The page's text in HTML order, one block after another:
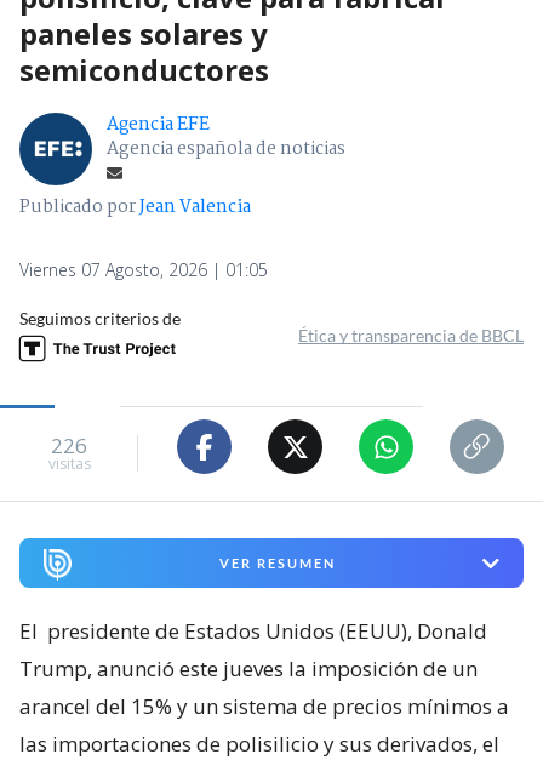
paneles solares y
semiconductores
Agencia EFE
Agencia española de noticias
Publicado porJean Valencia
Viernes 07 Agosto, 2026 | 01:05
Seguimos criterios de
Ética y transparencia de BBCL
226
visitas
VER RESUMEN
El presidente de Estados Unidos (EEUU), Donald
Trump, anunció este jueves la imposición de un
arancel del 15% y un sistema de precios mínimos a
las importaciones de polisilicio y sus derivados, el